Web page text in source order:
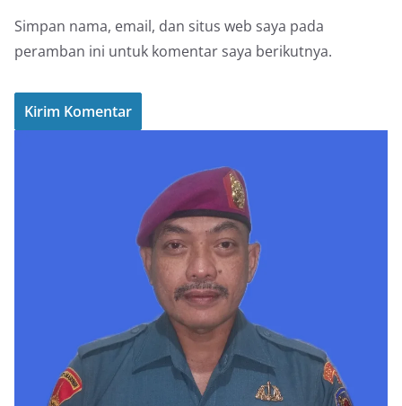
Simpan nama, email, dan situs web saya pada
peramban ini untuk komentar saya berikutnya.